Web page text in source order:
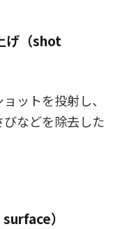
げ（shot
ットを投射し、
びなどを除去した
）